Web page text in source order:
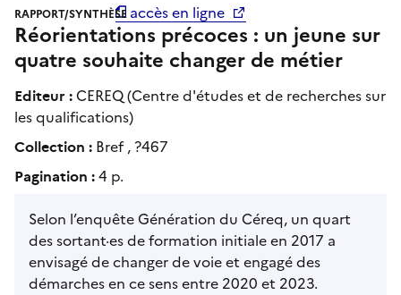
accès en ligne
RAPPORT/SYNTHÈSE
Réorientations précoces : un jeune sur
quatre souhaite changer de métier
Editeur : CEREQ (Centre d'études et de recherches sur
les qualifications)
Collection : Bref , ?467
Pagination :4 p.
Selon l’enquête Génération du Céreq, un quart
des sortant·es de formation initiale en 2017 a
envisagé de changer de voie et engagé des
démarches en ce sens entre 2020 et 2023.